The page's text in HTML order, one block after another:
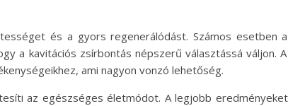
és a gyors regenerálódást. Számos esetben
a kavitációs zsírbontás népszerű választássá váljon.
ami nagyon vonzó lehetőség.
az egészséges életmódot. A legjobb